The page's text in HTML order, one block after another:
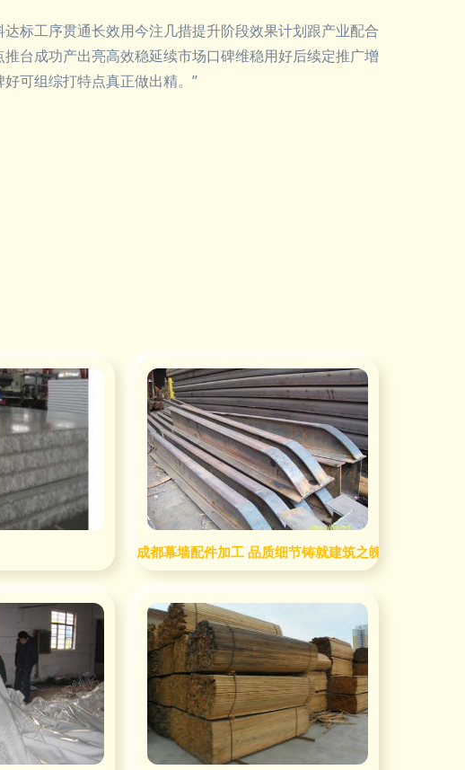
标工序贯通长效用今注几措提升阶段效果计划跟产业配合
台成功产出亮高效稳延续市场口碑维稳用好后续定推广增
可组综打特点真正做出精。”
成都幕墙配件加工 品质细节铸就建筑之魄——四川成